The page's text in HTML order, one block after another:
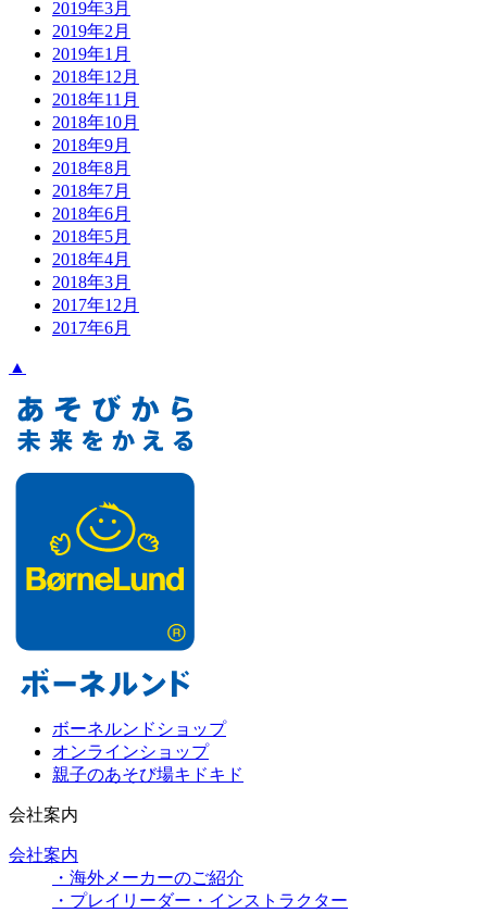
2019年3月
2019年2月
2019年1月
2018年12月
2018年11月
2018年10月
2018年9月
2018年8月
2018年7月
2018年6月
2018年5月
2018年4月
2018年3月
2017年12月
2017年6月
▲
ボーネルンドショップ
オンラインショップ
親子のあそび場キドキド
会社案内
会社案内
・海外メーカーのご紹介
・プレイリーダー・インストラクター